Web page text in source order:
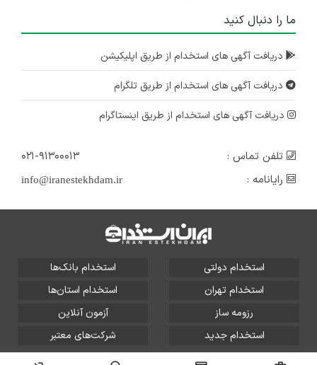
ما را دنبال کنید
دریافت آگهی های استخدام از طریق اپلیکیشن
دریافت آگهی های استخدام از طریق تلگرام
دریافت آگهی های استخدام از طریق اینستاگرام
تلفن تماس :
۰۲۱-۹۱۳۰۰۰۱۳
رایانامه :
info@iranestekhdam.ir
استخدام دولتی
استخدام بانک‌ها
استخدام تهران
استخدام استان‌ها
رزومه ساز
آزمون آنلاین
استخدام جدید
شرکت‌های معتبر
تمامی حقوق این سایت برای آلتین سیستم محفوظ است و هر